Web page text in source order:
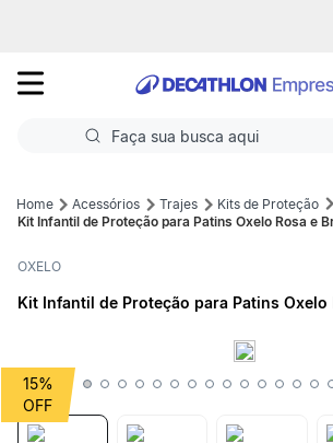
Faça sua busca aqui
4ºVolei
º
Acessórios Trajes
Kits de Proteção
Kit Infantil de Proteção para Patins Oxelo Rosa e
OXELO
Kit Infantil de Proteção para Patins Oxelo
15%